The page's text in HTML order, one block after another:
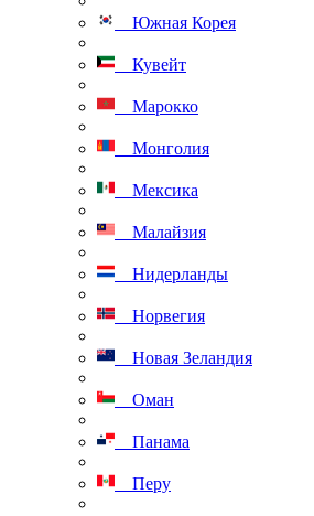
Южная Корея
Кувейт
Марокко
Монголия
Мексика
Малайзия
Нидерланды
Норвегия
Новая Зеландия
Оман
Панама
Перу